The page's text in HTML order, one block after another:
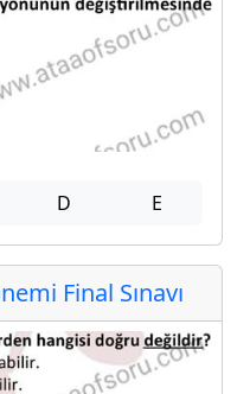
D E
Final Sınavı